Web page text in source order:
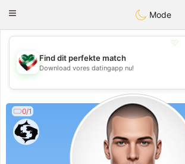
Kuwait Chat
Toggle
Mode
💖
💕
Find dit perfekte match
Download vores datingapp nu!
0/1